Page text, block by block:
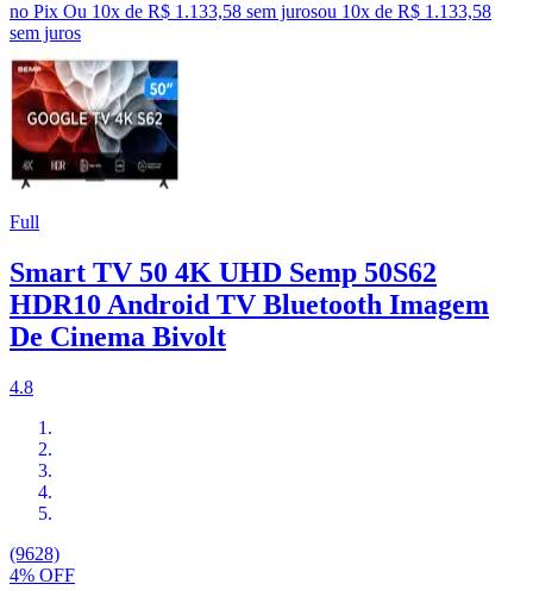
no Pix Ou 10x de R$ 1.133,58 sem jurosou 10x de R$ 1.133,58
sem juros
Full
Smart TV 50 4K UHD Semp 50S62
HDR10 Android TV Bluetooth Imagem
De Cinema Bivolt
4.8
(9628)
4% OFF